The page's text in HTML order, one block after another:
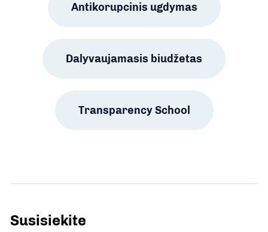
Antikorupcinis ugdymas
Dalyvaujamasis biudžetas
Transparency School
Susisiekite